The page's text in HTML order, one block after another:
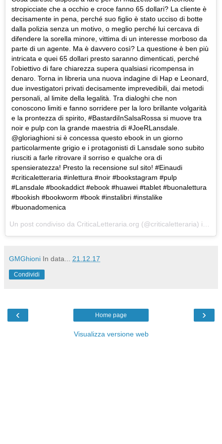
stropicciate che a occhio e croce fanno 65 dollari? La cliente è
decisamente in pena, perché suo figlio è stato ucciso di botte
dalla polizia senza un motivo, o meglio perché lui cercava di
difendere la sorella minore, vittima di un interesse morboso da
parte di un agente. Ma è davvero così? La questione è ben più
intricata e quei 65 dollari presto saranno dimenticati, perché
l'obiettivo di fare chiarezza supera qualsiasi ricompensa in
denaro. Torna in libreria una nuova indagine di Hap e Leonard,
due investigatori privati decisamente imprevedibili, dai metodi
personali, al limite della legalità. Tra dialoghi che non
conoscono limiti e fanno sorridere per la loro brillante volgarità
e la prontezza di spirito, #BastardiInSalsaRossa si muove tra
noir e pulp con la grande maestria di #JoeRLansdale.
@gloriaghioni si è concessa questo ebook in un giorno
particolarmente grigio e i protagonisti di Lansdale sono subito
riusciti a farle ritrovare il sorriso e qualche ora di
spensieratezza! Presto la recensione sul sito! #Einaudi
#criticaletteraria #inlettura #noir #bookstagram #pulp
#Lansdale #bookaddict #ebook #huawei #tablet #buonalettura
#bookish #bookworm #book #instalibri #instalike
#buonadomenica
Un post condiviso da CriticaLetteraria.org (@criticaletteraria) in data:
GMGhioni In data... 21.12.17
Condividi
‹ ›
Home page
Visualizza versione web